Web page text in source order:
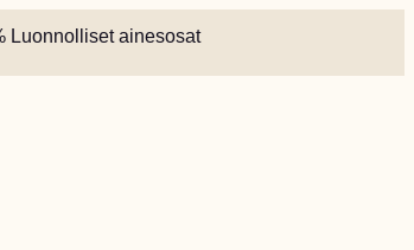
Luonnolliset ainesosat